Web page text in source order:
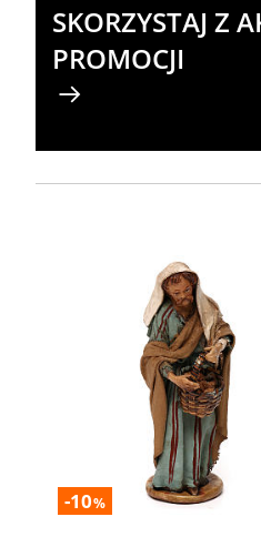
SKORZYSTAJ Z
PROMOCJI
-10%